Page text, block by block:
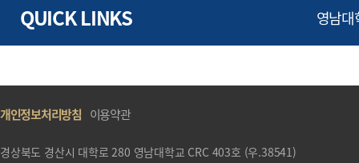
QUICK LINKS 영남대
개인정보처리방침 이용약관
경상북도 경산시 대학로 280 영남대학교 CRC 403호 (우.38541)